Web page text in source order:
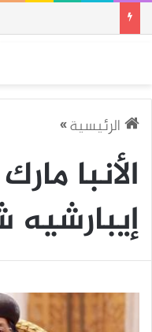
الرئيسية»
الأنبا